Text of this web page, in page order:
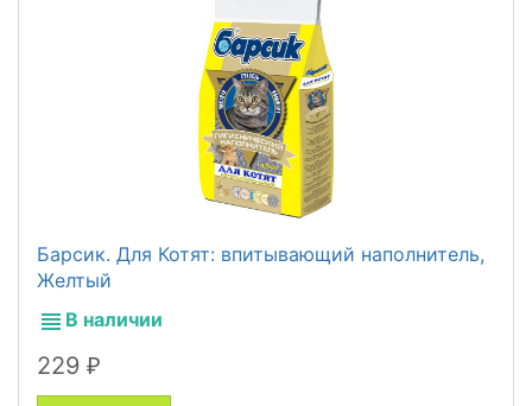
Барсик. Для Котят: впитывающий наполнитель,
Желтый
В наличии
229 ₽